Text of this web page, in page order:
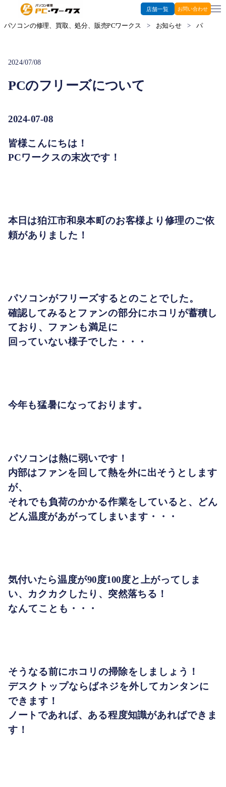
店舗一覧 お問い合わせ
パソコンの修理、買取、処分、販売PCワークス > お知らせ > パソコン
2024/07/08
PCのフリーズについて
2024-07-08
皆様こんにちは！
PCワークスの末次です！
本日は狛江市和泉本町のお客様より修理のご依
頼がありました！
パソコンがフリーズするとのことでした。
確認してみるとファンの部分にホコリが蓄積し
ており、ファンも満足に
回っていない様子でした・・・
今年も猛暑になっております。
パソコンは熱に弱いです！
内部はファンを回して熱を外に出そうとします
が、
それでも負荷のかかる作業をしていると、どん
どん温度があがってしまいます・・・
気付いたら温度が90度100度と上がってしま
い、カクカクしたり、突然落ちる！
なんてことも・・・
そうなる前にホコリの掃除をしましょう！
デスクトップならばネジを外してカンタンに
できます！
ノートであれば、ある程度知識があればできま
す！